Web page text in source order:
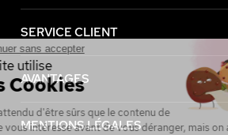
SERVICE CLIENT
AVANTAGES
MENTIONS LÉGALES
Continuer sans accepter
Ce site utilise
des Cookies
On a attendu d'être sûrs que le contenu de
ce site vous intéresse avant de vous